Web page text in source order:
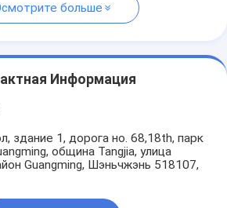
больше
Информация
здание 1, дорога но. 68,18th, парк
община Tangjia, улица
Guangming, Шэньчжэнь 518107,